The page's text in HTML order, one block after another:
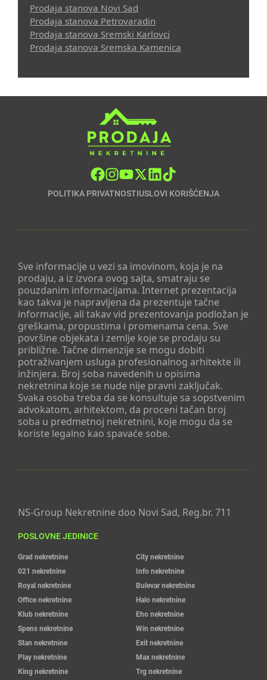
Prodaja stanova Novi Sad
Prodaja stanova Petrovaradin
Prodaja stanova Sremski Karlovci
Prodaja stanova Sremska Kamenica
POLITIKA PRIVATNOSTIUSLOVI KORIŠĆENJA
Sve informacije u vezi sa imovinom, koja je na
prodaju, a iz izvora ovog sajta, smatraju se
pouzdanim informacijama. Internet prezentacija
kao takva je napravljena da prezentuje tačne
informacije, ali takav vid prezentovanja podložan je
greškama, propustima i promenama cena. Sve
površine objekata i zemlje koje se prodaju su
približne. Tačne dimenzije se mogu dobiti
potraživanjem usluga profesionalnog arhitekte ili
inžinjera. Broj soba navedenih u opisima
nekretnina koje se nude nije pravni zaključak.
Svaka osoba treba da se konsultuje sa sopstvenim
advokatom, arhitektom, da proceni tačan broj
soba u predmetnoj nekretnini, koje mogu da se
koriste legalno kao spavaće sobe.
NS-Group Nekretnine doo Novi Sad, Reg.br. 711
POSLOVNE JEDINICE
Grad nekretnine
City nekretnine
021 nekretnine
Info nekretnine
Royal nekretnine
Bulevar nekretnine
Office nekretnine
Halo nekretnine
Klub nekretnine
Eho nekretnine
Spens nekretnine
Win nekretnine
Stan nekretnine
Exit nekretnine
Play nekretnine
Max nekretnine
King nekretnine
Trg nekretnine